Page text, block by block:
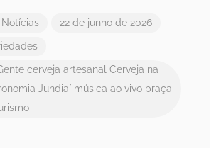
22 de junho de 2026
cerveja artesanal Cerveja na
Jundiaí música ao vivo praça